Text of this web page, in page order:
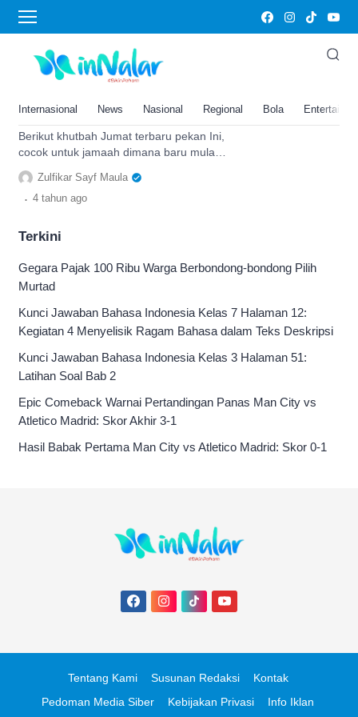
Internasional News Nasional Regional Bola
rezeki yang halal
Khutbah Jumat Terbaru Pekan
Ini, Cocok bagi yang Mulai
Mencari Rezeki Halal
Berikut khutbah Jumat terbaru pekan Ini,
cocok untuk jamaah dimana baru mulai
kerja, teks ini bertema semangat
mencari rezeki yang halal.
Zulfikar Sayf Maula
. 4 tahun ago
Terkini
Gegara Pajak 100 Ribu Warga Berbondong-bondong Pilih
Murtad
Kunci Jawaban Bahasa Indonesia Kelas 7 Halaman 12:
Kegiatan 4 Menyelisik Ragam Bahasa dalam Teks Deskripsi
Kunci Jawaban Bahasa Indonesia Kelas 3 Halaman 51:
Latihan Soal Bab 2
Epic Comeback Warnai Pertandingan Panas Man City vs
Atletico Madrid: Skor Akhir 3-1
Hasil Babak Pertama Man City vs Atletico Madrid: Skor 0-1
Tentang Kami Susunan Redaksi
Kontak
Pedoman Media Siber
Kebijakan Privasi Info Iklan